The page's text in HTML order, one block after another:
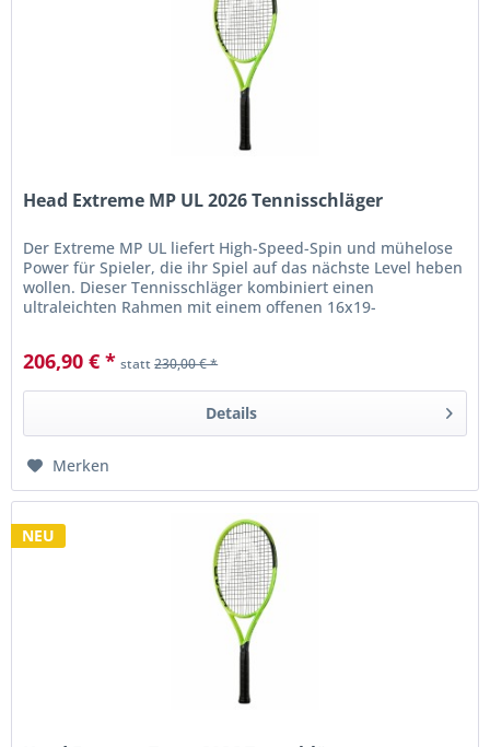
Head Extreme MP UL 2026 Tennisschläger
Der Extreme MP UL liefert High-Speed-Spin und mühelose
Power für Spieler, die ihr Spiel auf das nächste Level heben
wollen. Dieser Tennisschläger kombiniert einen
ultraleichten Rahmen mit einem offenen 16x19-
206,90 € * statt230,00 € *
Details
Merken
NEU